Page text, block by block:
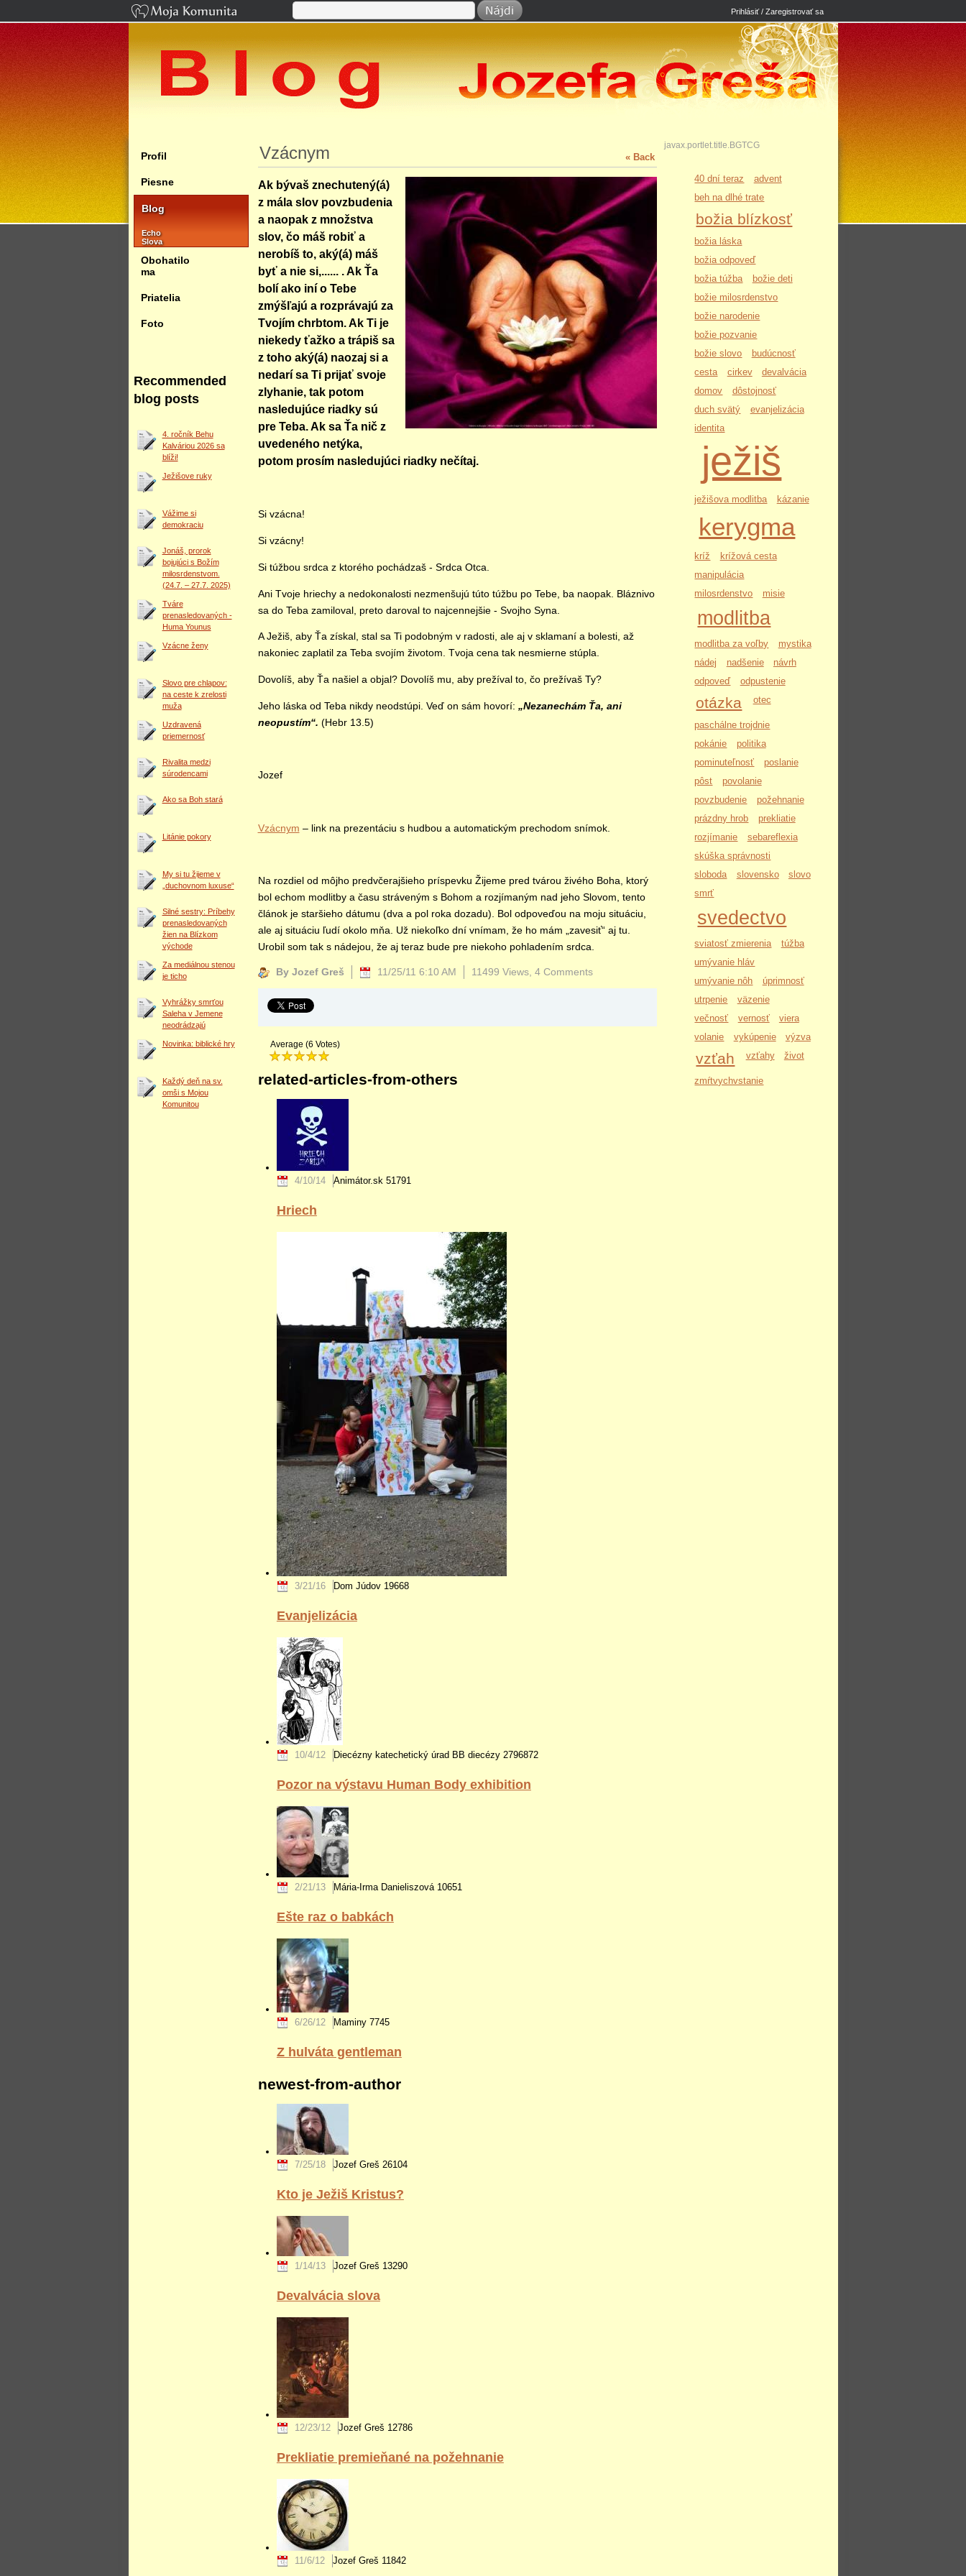
Prihlásiť / Zaregistrovať sa
« Back
Vzácnym
Ak bývaš znechutený(á)
z mála slov povzbudenia
a naopak z množstva
slov, čo máš robiť a
nerobíš to, aký(á) máš
byť a nie si,...... . Ak Ťa
bolí ako iní o Tebe
zmýšľajú a rozprávajú za
Tvojím chrbtom. Ak Ti je
niekedy ťažko a trápiš sa
z toho aký(á) naozaj si a
nedarí sa Ti prijať svoje
zlyhanie, tak potom
nasledujúce riadky sú
pre Teba. Ak sa Ťa nič z
uvedeného netýka,
potom prosím nasledujúci riadky nečítaj.
Si vzácna!
Si vzácny!
Si túžbou srdca z ktorého pochádzaš - Srdca Otca.
Ani Tvoje hriechy a nedokonalosti nezmenšujú túto túžbu po Tebe, ba naopak. Bláznivo
sa do Teba zamiloval, preto daroval to najcennejšie - Svojho Syna.
A Ježiš, aby Ťa získal, stal sa Ti podobným v radosti, ale aj v sklamaní a bolesti, až
nakoniec zaplatil za Teba svojím životom. Tvoja cena tak nesmierne stúpla.
Dovolíš, aby Ťa našiel a objal? Dovolíš mu, aby prežíval to, čo prežívaš Ty?
Jeho láska od Teba nikdy neodstúpi. Veď on sám hovorí: „Nezanechám Ťa, ani
neopustím“. (Hebr 13.5)
Jozef
Vzácnym – link na prezentáciu s hudbou a automatickým prechodom snímok.
Na rozdiel od môjho predvčerajšieho príspevku Žijeme pred tvárou živého Boha, ktorý
bol echom modlitby a času stráveným s Bohom a rozjímaným nad jeho Slovom, tento
článok je staršieho dátumu (dva a pol roka dozadu). Bol odpoveďou na moju situáciu,
ale aj situáciu ľudí okolo mňa. Už niekoľko dní vnímam, že ho mám „zavesiť“ aj tu.
Urobil som tak s nádejou, že aj teraz bude pre niekoho pohladením srdca.
By Jozef Greš 11/25/11 6:10 AM 11499 Views, 4 Comments
Average (6 Votes)
related-articles-from-others
Animátor.sk
4/10/14 51791
Hriech
Dom Júdov
3/21/16 19668
Evanjelizácia
Diecézny katechetický úrad BB diecézy
10/4/12 2796872
Pozor na výstavu Human Body exhibition
Mária-Irma Danieliszová
2/21/13 10651
Ešte raz o babkách
Maminy
6/26/12 7745
Z hulváta gentleman
newest-from-author
Jozef Greš
7/25/18 26104
Kto je Ježiš Kristus?
Jozef Greš
1/14/13 13290
Devalvácia slova
Jozef Greš
12/23/12 12786
Prekliatie premieňané na požehnanie
Jozef Greš
11/6/12 11842
javax.portlet.title.BGTCG
40 dní teraz
advent
beh na dlhé trate
božia blízkosť
božia láska
božia odpoveď
božia túžba
božie deti
božie milosrdenstvo
božie narodenie
božie pozvanie
božie slovo
budúcnosť
cesta
cirkev
devalvácia
domov
dôstojnosť
duch svätý
evanjelizácia
identita
ježiš
ježišova modlitba kázanie
kerygma
kríž
krížová cesta
manipulácia
milosrdenstvo
misie
modlitba
modlitba za voľby
mystika
nádej
nadšenie
návrh
odpoveď
odpustenie
otázka otec
paschálne trojdnie
pokánie
politika
pominuteľnosť
poslanie
pôst
povolanie
povzbudenie
požehnanie
prázdny hrob
prekliatie
rozjímanie
sebareflexia
skúška správnosti
sloboda
slovensko
slovo
smrť
svedectvo
sviatosť zmierenia
túžba
umývanie hláv
umývanie nôh
úprimnosť
utrpenie
väzenie
večnosť
vernosť
viera
volanie
vykúpenie výzva
vzťah vzťahy život
zmŕtvychvstanie
Profil
Piesne
Blog
Echo
Slova
Obohatilo
ma
Priatelia
Foto
Recommended
blog posts
4. ročník Behu
Kalváriou 2026 sa
blíži!
Ježišove ruky
Vážime si
demokraciu
Jonáš, prorok
bojujúci s Božím
milosrdenstvom.
(24.7. – 27.7. 2025)
Tváre
prenasledovaných -
Huma Younus
Vzácne ženy
Slovo pre chlapov:
na ceste k zrelosti
muža
Uzdravená
priemernosť
Rivalita medzi
súrodencami
Ako sa Boh stará
Litánie pokory
My si tu žijeme v
„duchovnom luxuse“
Silné sestry: Príbehy
prenasledovaných
žien na Blízkom
východe
Za mediálnou stenou
je ticho
Vyhrážky smrťou
Saleha v Jemene
neodrádzajú
Novinka: biblické hry
Každý deň na sv.
omši s Mojou
Komunitou